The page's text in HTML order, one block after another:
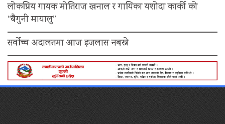
लोकप्रिय गायक मोतिराज खनाल र गायिका यशोदा कार्की को
“बैगुनी मायालु”
सर्वोच्च अदालतमा आज इजलास नबस्ने